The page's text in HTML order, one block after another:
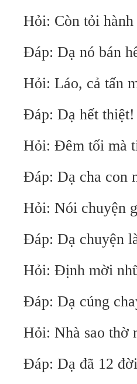
Hỏi: Còn tỏi hành
Đáp: Dạ nó bán
Hỏi: Láo, cả tấn
Đáp: Dạ hết thiệt!
Hỏi: Đêm tối mà
Đáp: Dạ cha con
Hỏi: Nói chuyện
Đáp: Dạ chuyện
Hỏi: Định mời
Đáp: Dạ cúng
Hỏi: Nhà sao thờ
Đáp: Dạ đã 12